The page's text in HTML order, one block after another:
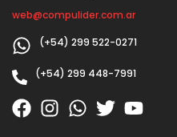
web@compulider.com.ar
(+54) 299 522-0271
(+54) 299 448-7991